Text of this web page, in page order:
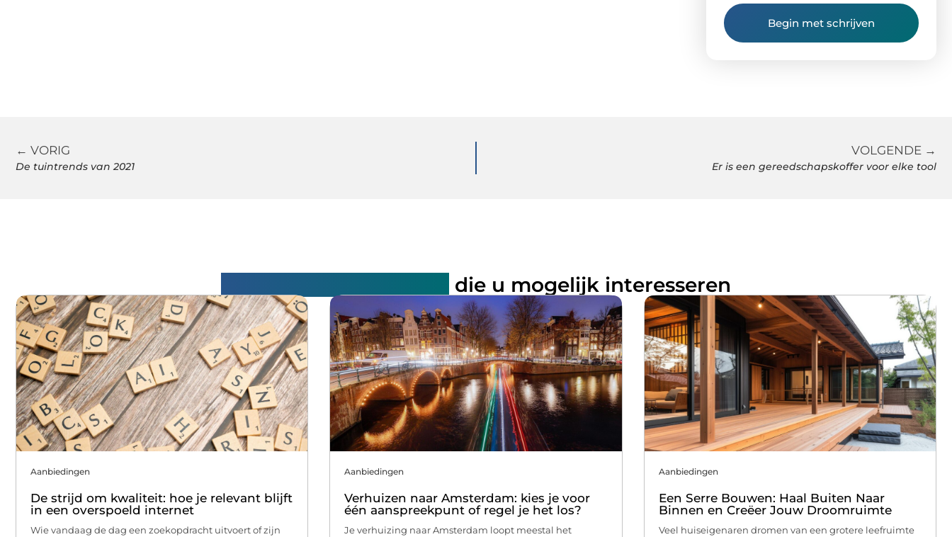
Begin met schrijven
← VORIG
De tuintrends van 2021
VOLGENDE →
Er is een gereedschapskoffer voor elke tool
die u mogelijk interesseren
Aanbiedingen
De strijd om kwaliteit: hoe je relevant blijft
in een overspoeld internet
Wie vandaag de dag een zoekopdracht uitvoert of zijn
Aanbiedingen
Verhuizen naar Amsterdam: kies je voor
één aanspreekpunt of regel je het los?
Je verhuizing naar Amsterdam loopt meestal het
Aanbiedingen
Een Serre Bouwen: Haal Buiten Naar
Binnen en Creëer Jouw Droomruimte
Veel huiseigenaren dromen van een grotere leefruimte